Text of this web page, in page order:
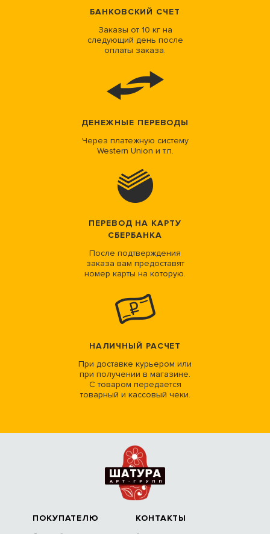
БАНКОВСКИЙ СЧЕТ
Заказы от 10 кг на
следующий день после
оплаты заказа.
ДЕНЕЖНЫЕ ПЕРЕВОДЫ
Через платежную систему
Western Union и т.п.
ПЕРЕВОД НА КАРТУ
СБЕРБАНКА
После подтверждения
заказа вам предоставят
номер карты на которую.
НАЛИЧНЫЙ РАСЧЕТ
При доставке курьером или
при получении в магазине.
С товаром передается
товарный и кассовый чеки.
ПОКУПАТЕЛЮ КОНТАКТЫ